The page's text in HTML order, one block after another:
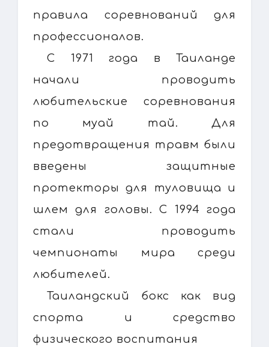
правила соревнований для
профессионалов.
С 1971 года в Таиланде
начали проводить
любительские соревнования
по муай тай. Для
предотвращения травм были
введены защитные
протекторы для туловища и
шлем для головы. С 1994 года
стали проводить
чемпионаты мира среди
любителей.
Таиландский бокс как вид
спорта и средство
физического воспитания